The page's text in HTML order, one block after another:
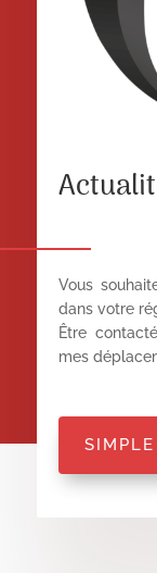
Vous
dans votre
Être contacté
mes